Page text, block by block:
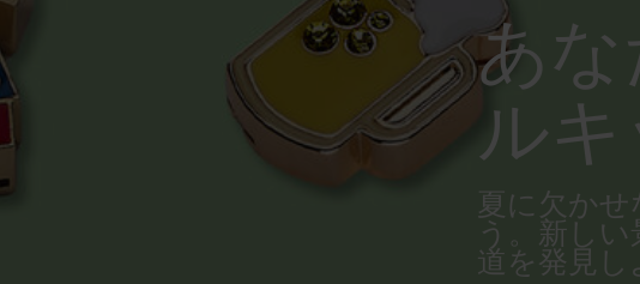
あ
ル
夏に欠か
う。新し
道を発見し